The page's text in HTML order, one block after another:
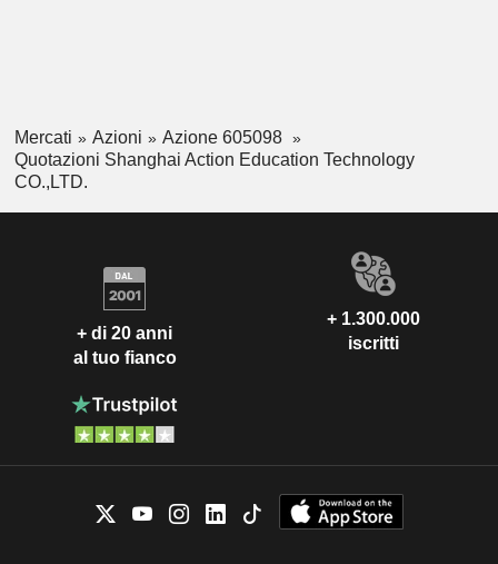
Mercati Azioni
Azione 605098
Quotazioni Shanghai Action Education Technology
CO.,LTD.
+ di 20 anni
al tuo fianco
+ 1.300.000
iscritti